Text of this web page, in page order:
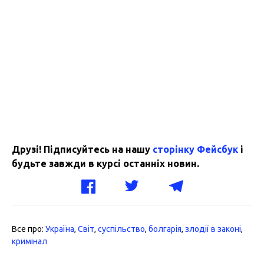
Друзі! Підписуйтесь на нашу сторінку Фейсбук і
будьте завжди в курсі останніх новин.
Все про: Україна, Світ, суспільство, болгарія, злодії в законі,
кримінал